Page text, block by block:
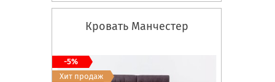
Кровать Манчестер
-5%
Хит продаж